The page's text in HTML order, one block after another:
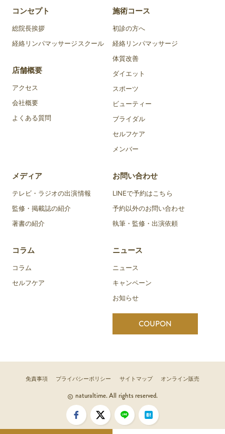
コンセプト
総院長挨拶
経絡リンパマッサージスクール
店舗概要
アクセス
会社概要
よくある質問
施術コース
初診の方へ
経絡リンパマッサージ
体質改善
ダイエット
スポーツ
ビューティー
ブライダル
セルフケア
メンバー
メディア
テレビ・ラジオの出演情報
監修・掲載誌の紹介
著書の紹介
コラム
コラム
セルフケア
お問い合わせ
LINEで予約はこちら
予約以外のお問い合わせ
執筆・監修・出演依頼
ニュース
ニュース
キャンペーン
お知らせ
COUPON
免責事項 プライバシーポリシー サイトマップ オンライン販売
naturaltime. All rights reserved.